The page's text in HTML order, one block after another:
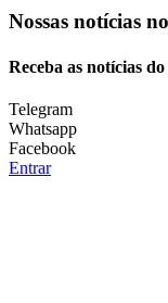
Nossas notícias
Receba as notícias
Telegram
Whatsapp
Facebook
Entrar